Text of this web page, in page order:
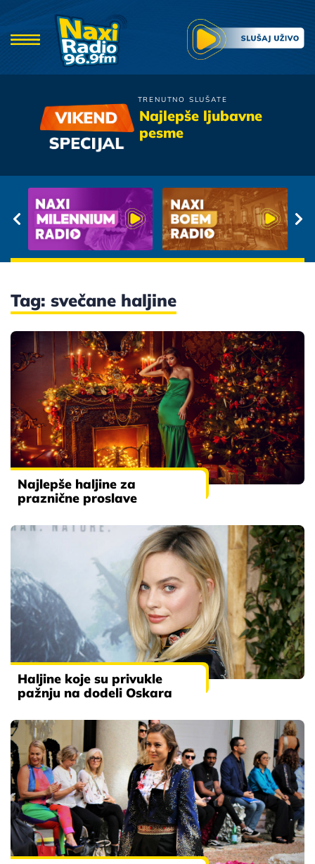
TRENUTNO SLUŠATE
Najlepše ljubavne
pesme
Vlado Georgiev
Zbogom Ljubavi
Tag: svečane haljine
Najlepše haljine za
praznične proslave
Haljine koje su privukle
pažnju na dodeli Oskara